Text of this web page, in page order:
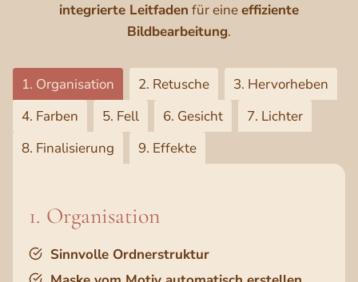
integrierte Leitfaden für eineeffiziente
Bildbearbeitung.
1. Organisation 2. Retusche
3. Hervorheben
4. Farben
5. Fell 6. Gesicht
7. Lichter
8. Finalisierung
9. Effekte
1. Organisation
Sinnvolle Ordnerstruktur